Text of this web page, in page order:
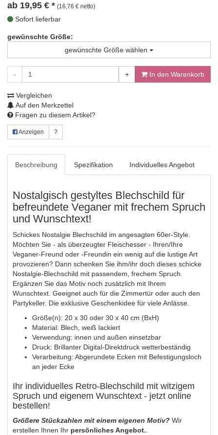
ab 19,95 € * (16,76 € netto)
Sofort lieferbar
gewünschte Größe:
gewünschte Größe wählen
- + In den Warenkorb
Vergleichen
Auf den Merkzettel
Fragen zu diesem Artikel?
Anzeigen ?
Beschreibung Spezifikation Individuelles Angebot
Nostalgisch gestyltes Blechschild für
befreundete Veganer mit frechem Spruch
und Wunschtext!
Schickes Nostalgie Blechschild im angesagten 60er-Style.
Möchten Sie - als überzeugter Fleischesser - Ihren/Ihre
Veganer-Freund oder -Freundin ein wenig auf die lustige Art
provozieren? Dann schenken Sie ihm/ihr doch dieses schicke
Nostalgie-Blechschild mit passendem, frechem Spruch.
Ergänzen Sie das Motiv noch zusätzlich mit Ihrem
Wunschtext. Geeignet auch für die Zimmertür oder auch den
Partykeller. Die exklusive Geschenkidee für viele Anlässe.
Größe(n): 20 x 30 oder 30 x 40 cm (BxH)
Material: Blech, weiß lackiert
Verwendung: innen und außen einsetzbar
Druck: Brillanter Digital-Direktdruck wetterbeständig
Verarbeitung: Abgerundete Ecken mit Befestigungsloch
an jeder Ecke
Ihr individuelles Retro-Blechschild mit witzigem
Spruch und eigenem Wunschtext - jetzt online
bestellen!
Größere Stückzahlen mit einem eigenen Motiv? Wir
erstellen Ihnen Ihr persönliches Angebot.